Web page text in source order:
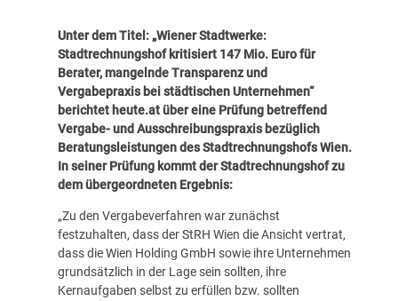
Unter dem Titel: „Wiener Stadtwerke:
Stadtrechnungshof kritisiert 147 Mio. Euro für
Berater, mangelnde Transparenz und
Vergabepraxis bei städtischen Unternehmen“
berichtet heute.at über eine Prüfung betreffend
Vergabe- und Ausschreibungspraxis bezüglich
Beratungsleistungen des Stadtrechnungshofs Wien.
In seiner Prüfung kommt der Stadtrechnungshof zu
dem übergeordneten Ergebnis:
„Zu den Vergabeverfahren war zunächst
festzuhalten, dass der StRH Wien die Ansicht vertrat,
dass die Wien Holding GmbH sowie ihre Unternehmen
grundsätzlich in der Lage sein sollten, ihre
Kernaufgaben selbst zu erfüllen bzw. sollten